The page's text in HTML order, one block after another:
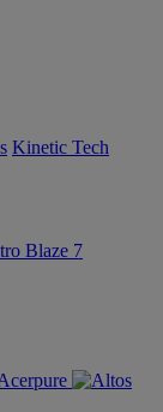
Kinetic Tech
Blaze 7